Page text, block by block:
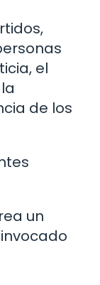
el
de los
un